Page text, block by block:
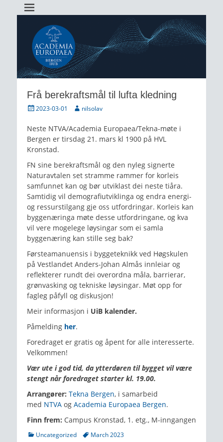
Frå berekraftsmål til lufta kledning
Posted2023-03-01 Authornilsolav
Neste NTVA/Academia Europaea/Tekna-møte i
Bergen er tirsdag 21. mars kl 1900 på HVL
Kronstad.
FN sine berekraftsmål og den nyleg signerte
Naturavtalen set stramme rammer for korleis
samfunnet kan og bør utviklast dei neste tiåra.
Samtidig vil demografiutviklinga og endra energi-
og ressurstilgang gje oss utfordringar. Korleis kan
byggenæringa møte desse utfordringane, og kva
vil vere mogelege løysingar som ei samla
byggenæring kan stille seg bak?
Førsteamanuensis i byggeteknikk ved Høgskulen
på Vestlandet Anders-Johan Almås innleiar og
reflekterer rundt dei overordna måla, barrierar,
grønvasking og tekniske løysingar. Møt opp for
fagleg påfyll og diskusjon!
Meir informasjon i UiB kalender.
Påmelding her.
Foredraget er gratis og åpent for alle interesserte.
Velkommen!
Vær ute i god tid, da ytterdøren til bygget vil være
stengt når foredraget starter kl. 19.00.
Arrangører: Tekna Bergen, i samarbeid
med NTVA og Academia Europaea Bergen.
Finn frem: Campus Kronstad, 1. etg., M-inngangen
Categories
Uncategorized TagsMarch 2023